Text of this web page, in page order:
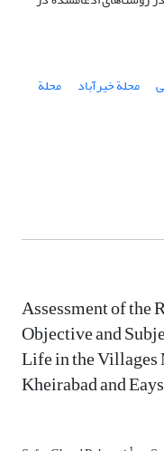
محلة خیرآباد محلة
Assessment of the
Objective and
Life in the Villages
Kheirabad and